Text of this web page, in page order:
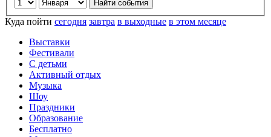
Куда пойти сегодня завтра в выходные в этом месяце
Выставки
Фестивали
С детьми
Активный отдых
Музыка
Шоу
Праздники
Образование
Бесплатно